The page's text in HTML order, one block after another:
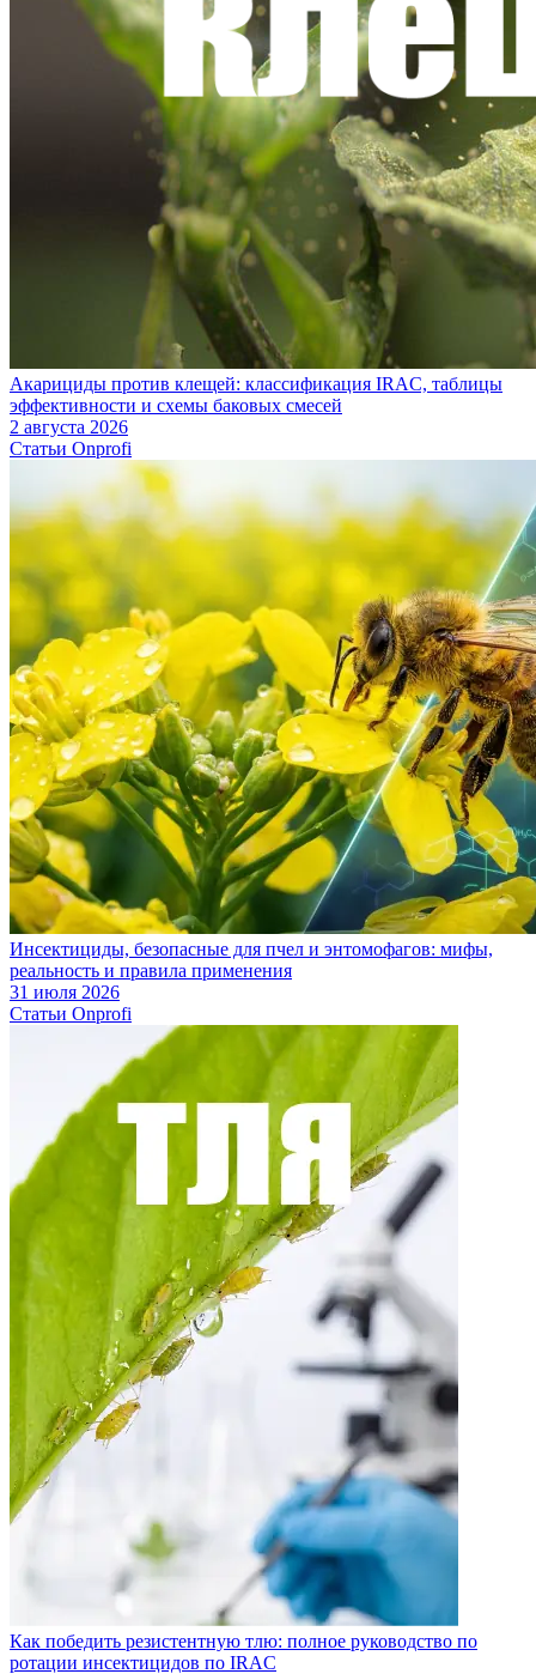
Акарициды против клещей: классификация IRAC, таблицы
эффективности и схемы баковых смесей
2 августа 2026
Статьи Onprofi
Инсектициды, безопасные для пчел и энтомофагов: мифы,
реальность и правила применения
31 июля 2026
Статьи Onprofi
Как победить резистентную тлю: полное руководство по
ротации инсектицидов по IRAC